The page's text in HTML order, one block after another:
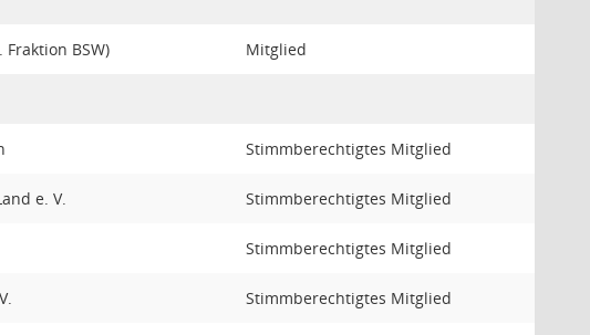
BSW) Mitglied
Stimmberechtigtes Mitglied
e. V. Stimmberechtigtes Mitglied
Stimmberechtigtes Mitglied
Stimmberechtigtes Mitglied